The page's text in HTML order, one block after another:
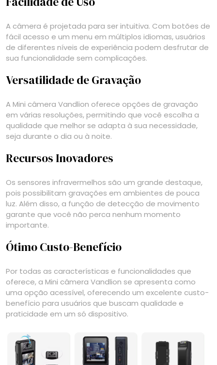
A câmera é projetada para ser intuitiva. Com botões de
fácil acesso e um menu em múltiplos idiomas, usuários
de diferentes níveis de experiência podem desfrutar de
sua funcionalidade sem complicações.
Versatilidade de Gravação
A Mini câmera Vandlion oferece opções de gravação
em várias resoluções, permitindo que você escolha a
qualidade que melhor se adapta à sua necessidade,
seja durante o dia ou à noite.
Recursos Inovadores
Os sensores infravermelhos são um grande destaque,
pois possibilitam gravações em ambientes de pouca
luz. Além disso, a função de detecção de movimento
garante que você não perca nenhum momento
importante.
Ótimo Custo-Benefício
Por todas as características e funcionalidades que
oferece, a Mini câmera Vandlion se apresenta como
uma opção acessível, oferecendo um excelente custo-
benefício para usuários que buscam qualidade e
praticidade em um só dispositivo.